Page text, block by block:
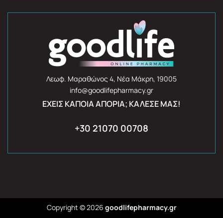
Λεωφ. Μαραθώνος 4, Νέα Μάκρη, 19005
info@goodlifepharmacy.gr
ΈΧΕΙΣ ΚΆΠΟΙΑ ΑΠΟΡΊΑ; ΚΆΛΕΣΈ ΜΑΣ!
+30 21070 00708
Copyright © 2026 goodlifepharmacy.gr